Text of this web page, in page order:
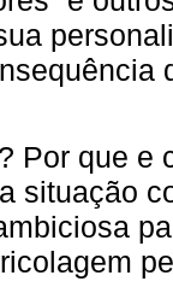
Por que e
situação